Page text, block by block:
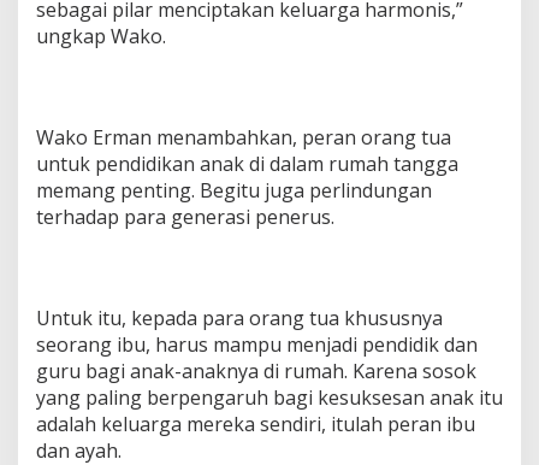
sebagai pilar menciptakan keluarga harmonis,”
ungkap Wako.
Wako Erman menambahkan, peran orang tua
untuk pendidikan anak di dalam rumah tangga
memang penting. Begitu juga perlindungan
terhadap para generasi penerus.
Untuk itu, kepada para orang tua khususnya
seorang ibu, harus mampu menjadi pendidik dan
guru bagi anak-anaknya di rumah. Karena sosok
yang paling berpengaruh bagi kesuksesan anak itu
adalah keluarga mereka sendiri, itulah peran ibu
dan ayah.